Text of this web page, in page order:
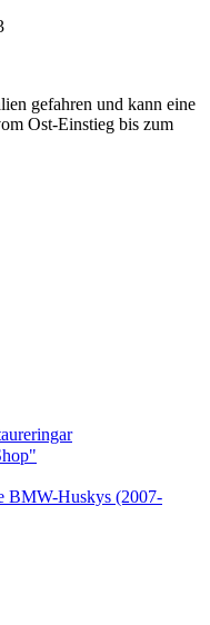
gefahren und kann eine
Ost-Einstieg bis zum
BMW-Huskys (2007-